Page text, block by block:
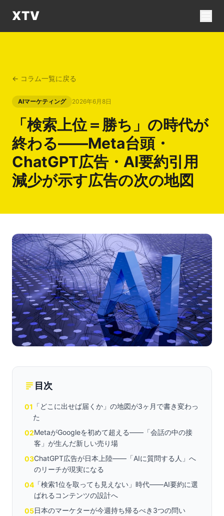
XTV
← コラム一覧に戻る
AIマーケティング 2026年6月8日
「検索上位＝勝ち」の時代が
終わる——Meta台頭・
ChatGPT広告・AI要約引用
減少が示す広告の次の地図
目次
01 「どこに出せば届くか」の地図が3ヶ月で書き変わっ
た
02MetaがGoogleを初めて超える——「会話の中の接
客」が生んだ新しい売り場
03ChatGPT広告が日本上陸——「AIに質問する人」へ
のリーチが現実になる
04 「検索1位を取っても見えない」時代——AI要約に選
ばれるコンテンツの設計へ
05日本のマーケターが今週持ち帰るべき3つの問い